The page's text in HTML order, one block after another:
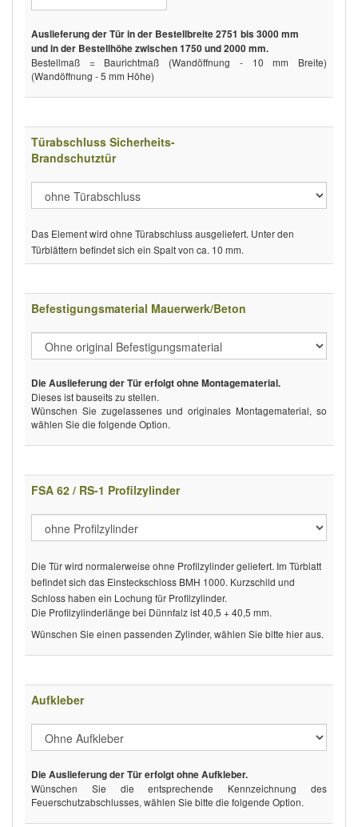
Auslieferung der Tür in der Bestellbreite 2751 bis 3000 mm
und in der Bestellhöhe zwischen 1750 und 2000 mm.
Bestellmaß = Baurichtmaß (Wandöffnung - 10 mm Breite)
(Wandöffnung - 5 mm Höhe)
Türabschluss Sicherheits-
Brandschutztür
Das Element wird ohne Türabschluss ausgeliefert. Unter den
Türblättern befindet sich ein Spalt von ca. 10 mm.
Befestigungsmaterial Mauerwerk/Beton
Die Auslieferung der Tür erfolgt ohne Montagematerial.
Dieses ist bauseits zu stellen.
Wünschen Sie zugelassenes und originales Montagematerial, so
wählen Sie die folgende Option.
FSA 62 / RS-1 Profilzylinder
Die Tür wird normalerweise ohne Profilzylinder geliefert. Im Türblatt
befindet sich das Einsteckschloss BMH 1000. Kurzschild und
Schloss haben ein Lochung für Profilzylinder.
Die Profilzylinderlänge bei Dünnfalz ist 40,5 + 40,5 mm.
Wünschen Sie einen passenden Zylinder, wählen Sie bitte hier aus.
Aufkleber
Die Auslieferung der Tür erfolgt ohne Aufkleber.
Wünschen Sie die entsprechende Kennzeichnung des
Feuerschutzabschlusses, wählen Sie bitte die folgende Option.